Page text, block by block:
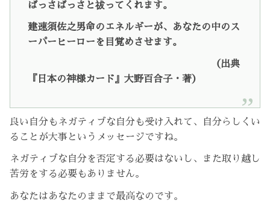
ばっさばっさと祓ってくれます。
建速須佐之男命のエネルギーが、あなたの中のス
ーパーヒーローを目覚めさせます。
（出典
『日本の神様カード』大野百合子・著）
良い自分もネガティブな自分も受け入れて、自分らしくい
ることが大事というメッセージですね。
ネガティブな自分を否定する必要はないし、また取り越し
苦労をする必要もありません。
あなたはあなたのままで最高なのです。